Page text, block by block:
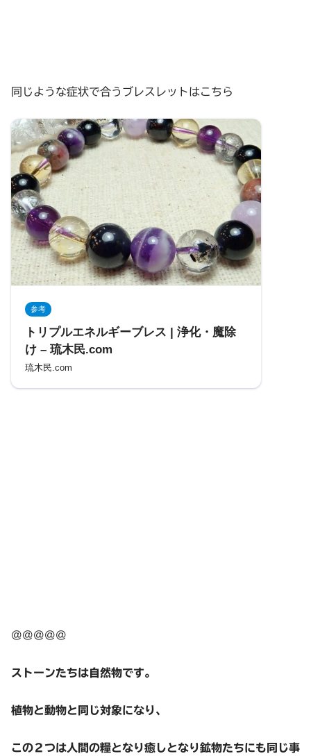
同じような症状で合うブレスレットはこちら
参考
トリプルエネルギーブレス | 浄化・魔除
け – 琉木民.com
琉木民.com
@@@@@
ストーンたちは自然物です。
植物と動物と同じ対象になり、
この２つは人間の糧となり癒しとなり鉱物たちにも同じ事